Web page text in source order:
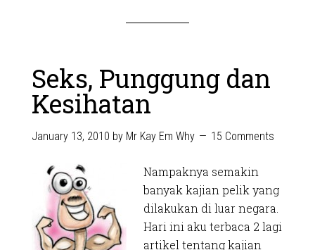
Seks, Punggung dan
Kesihatan
January 13, 2010 by Mr Kay Em Why 15 Comments
Nampaknya semakin
banyak kajian pelik yang
dilakukan di luar negara.
Hari ini aku terbaca 2 lagi
artikel tentang kajian